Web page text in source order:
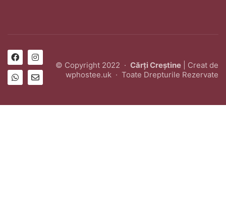
© Copyright 2022 · Cărți Creștine | Creat de
wphostee.uk · Toate Drepturile Rezervate